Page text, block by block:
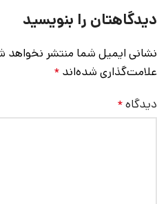
دیدگاهتان را بنویسید
نشانی ایمیل شما منتشر نخواهد
علامت‌گذاری شده‌اند *
دیدگاه*